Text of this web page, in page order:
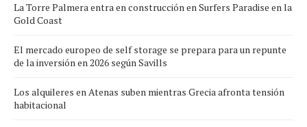
La Torre Palmera entra en construcción en Surfers Paradise en la
Gold Coast
El mercado europeo de self storage se prepara para un repunte
de la inversión en 2026 según Savills
Los alquileres en Atenas suben mientras Grecia afronta tensión
habitacional